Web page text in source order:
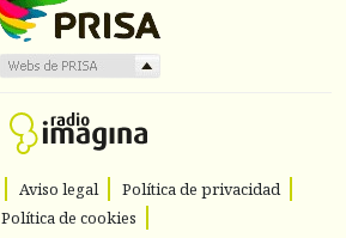
Aviso legal
Política de privacidad
Política de cookies